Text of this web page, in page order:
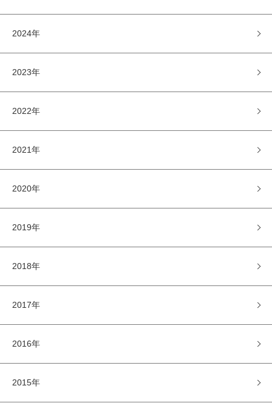
2024年
2023年
2022年
2021年
2020年
2019年
2018年
2017年
2016年
2015年